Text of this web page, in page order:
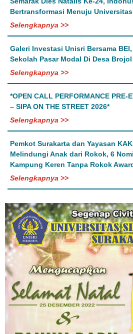
Bertransformasi Menuju
Selengkapnya >>
Galeri Investasi Unisri Bersama
Sekolah Pasar Modal Di Desa Brojol
Selengkapnya >>
*OPEN CALL PERFORMANCE PRE-
– SIPA ON THE STREET 2026*
Selengkapnya >>
Pemkot Surakarta dan Yayasan
Melindungi Anak dari Rokok, 6
Kampung Keren Tanpa Rokok
Selengkapnya >>